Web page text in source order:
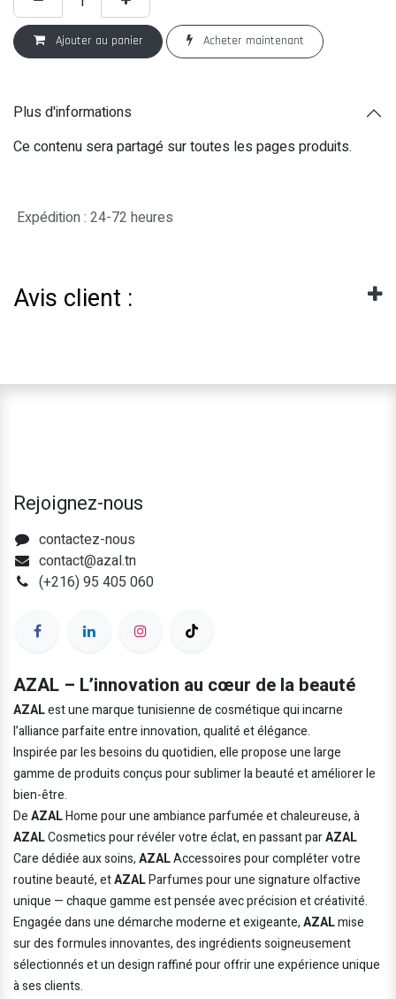
Ajouter au panier Acheter maintenant
Plus d'informations
Ce contenu sera partagé sur toutes les pages produits.
Expédition : 24-72 heures
Avis client :
Rejoignez-nous
contactez-nous
contact@azal.tn
(+216) 95 405 060
AZAL – L’innovation au cœur de la beauté
AZALest une marque tunisienne de cosmétique qui incarne
l’alliance parfaite entre innovation, qualité et élégance.
Inspirée par les besoins du quotidien, elle propose une large
gamme de produits conçus pour sublimer la beauté et améliorer le
bien-être.
DeAZALHome pour une ambiance parfumée et chaleureuse, à
AZALCosmetics pour révéler votre éclat, en passant parAZAL
Care dédiée aux soins,AZALAccessoires pour compléter votre
routine beauté, etAZALParfumes pour une signature olfactive
unique — chaque gamme est pensée avec précision et créativité.
Engagée dans une démarche moderne et exigeante,AZALmise
sur des formules innovantes, des ingrédients soigneusement
sélectionnés et un design raffiné pour offrir une expérience unique
à ses clients.